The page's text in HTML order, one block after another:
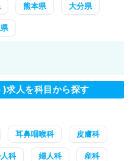
熊本県 大分県
求人を科目から探す
耳鼻咽喉科 皮膚科
科 婦人科 産科